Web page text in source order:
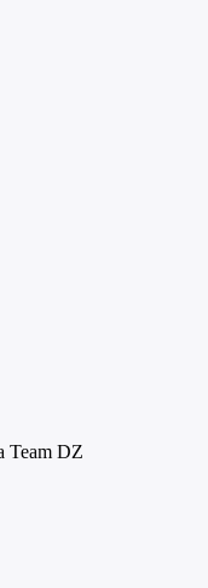
Team DZ